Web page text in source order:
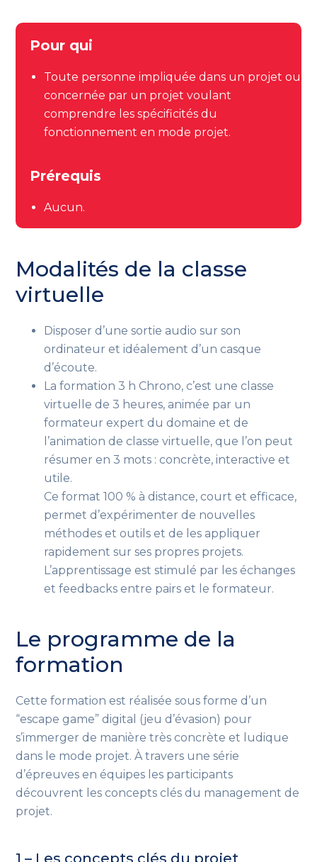
Pour qui
Toute personne impliquée dans un projet ou
concernée par un projet voulant
comprendre les spécificités du
fonctionnement en mode projet.
Prérequis
Aucun.
Modalités de la classe
virtuelle
Disposer d’une sortie audio sur son
ordinateur et idéalement d’un casque
d’écoute.
La formation 3 h Chrono, c’est une classe
virtuelle de 3 heures, animée par un
formateur expert du domaine et de
l’animation de classe virtuelle, que l’on peut
résumer en 3 mots : concrète, interactive et
utile.
Ce format 100 % à distance, court et efficace,
permet d’expérimenter de nouvelles
méthodes et outils et de les appliquer
rapidement sur ses propres projets.
L’apprentissage est stimulé par les échanges
et feedbacks entre pairs et le formateur.
Le programme de la
formation
Cette formation est réalisée sous forme d’un
“escape game” digital (jeu d’évasion) pour
s’immerger de manière très concrète et ludique
dans le mode projet. À travers une série
d’épreuves en équipes les participants
découvrent les concepts clés du management de
projet.
1 – Les concepts clés du projet